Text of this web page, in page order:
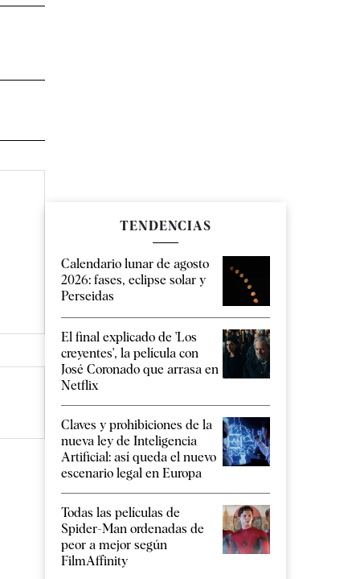
TENDENCIAS
Calendario lunar de agosto
2026: fases, eclipse solar y
Perseidas
El final explicado de 'Los
creyentes', la película con
José Coronado que arrasa en
Netflix
Claves y prohibiciones de la
nueva ley de Inteligencia
Artificial: así queda el nuevo
escenario legal en Europa
Todas las películas de
Spider-Man ordenadas de
peor a mejor según
FilmAffinity